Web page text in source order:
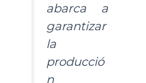
abarca a
garantizar
la
producció
n